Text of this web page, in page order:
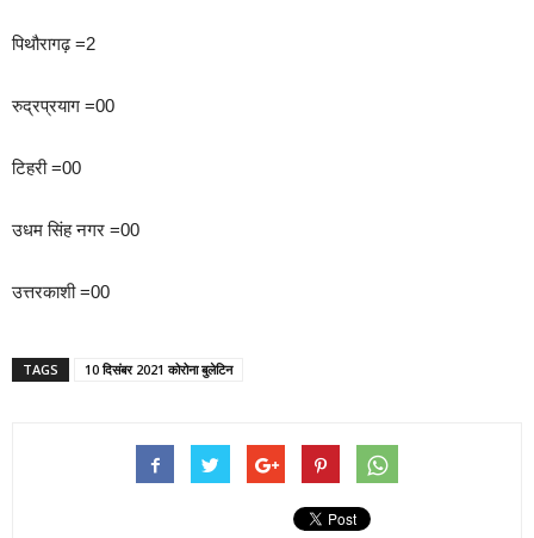
पिथौरागढ़ =2
रुद्रप्रयाग =00
टिहरी =00
उधम सिंह नगर =00
उत्तरकाशी =00
TAGS 10 दिसंबर 2021 कोरोना बुलेटिन